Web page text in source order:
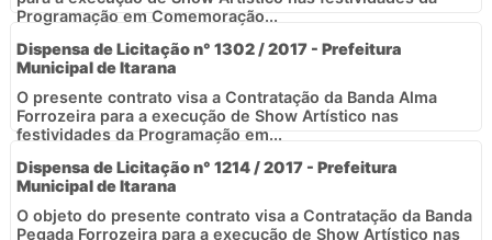
Programação em Comemoração...
Dispensa de Licitação n° 1302 / 2017 - Prefeitura
Municipal de Itarana
O presente contrato visa a Contratação da Banda Alma
Forrozeira para a execução de Show Artístico nas
festividades da Programação em...
Dispensa de Licitação n° 1214 / 2017 - Prefeitura
Municipal de Itarana
O objeto do presente contrato visa a Contratação da Banda
Pegada Forrozeira para a execução de Show Artístico nas